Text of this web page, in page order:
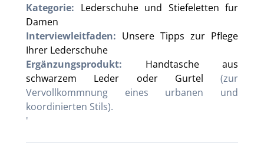
Kategorie: Lederschuhe und Stiefeletten fur
Damen
Interviewleitfaden: Unsere Tipps zur Pflege
Ihrer Lederschuhe
Ergänzungsprodukt:
Handtasche aus
schwarzem Leder oder Gurtel (zur
Vervollkommnung eines urbanen und
koordinierten Stils).
'